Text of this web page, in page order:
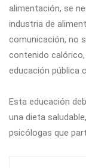
alimentación, se
industria de
comunicación, no
contenido
educación pública
Esta educación
una dieta
psicólogas que